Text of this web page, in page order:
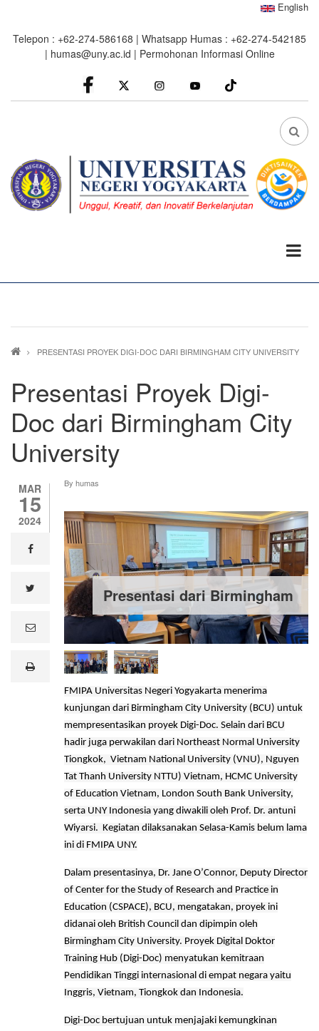
main
English
Telepon : +62-274-586168 | Whatsapp Humas : +62-274-542185
| humas@uny.ac.id | Permohonan Informasi Online
facebook
Instagram youtube
FA
Breadcrumb
PRESENTASI PROYEK DIGI-DOC DARI BIRMINGHAM CITY UNIVERSITY
Presentasi Proyek Digi-
Doc dari Birmingham City
University
MAR
15
2024
0%
read
facebook
e
lprint
By humas
Presentasi dari Birmingham
FMIPA Universitas Negeri Yogyakarta menerima
kunjungan dari Birmingham City University (BCU) untuk
mempresentasikan proyek Digi-Doc. Selain dari BCU
hadir juga perwakilan dari Northeast Normal University
Tiongkok, Vietnam National University (VNU), Nguyen
Tat Thanh University NTTU) Vietnam, HCMC University
of Education Vietnam, London South Bank University,
serta UNY Indonesia yang diwakili oleh Prof. Dr. antuni
Wiyarsi. Kegiatan dilaksanakan Selasa-Kamis belum lama
ini di FMIPA UNY.
Dalam presentasinya, Dr. Jane O’Connor, Deputy Director
of Center for the Study of Research and Practice in
Education (CSPACE), BCU, mengatakan, proyek ini
didanai oleh British Council dan dipimpin oleh
Birmingham City University. Proyek Digital Doktor
Training Hub (Digi-Doc) menyatukan kemitraan
Pendidikan Tinggi internasional di empat negara yaitu
Inggris, Vietnam, Tiongkok dan Indonesia.
Digi-Doc bertujuan untuk menjajaki kemungkinan